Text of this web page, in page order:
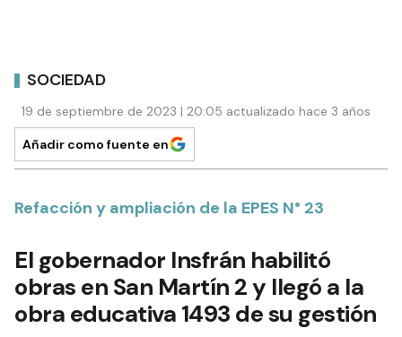
SOCIEDAD
19 de septiembre de 2023 | 20:05 actualizado hace 3 años
Añadir como fuente en
Refacción y ampliación de la EPES N° 23
El gobernador Insfrán habilitó
obras en San Martín 2 y llegó a la
obra educativa 1493 de su gestión